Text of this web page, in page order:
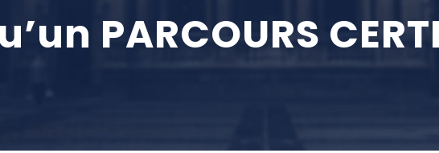
PARCOURS